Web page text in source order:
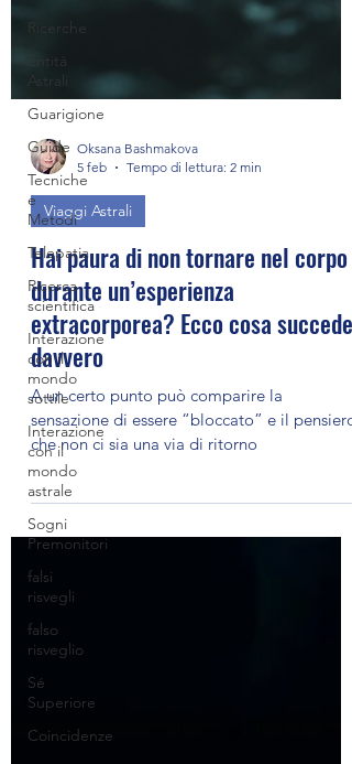
Ricerche
Entità
Astrali
Guarigione
Guide
Tecniche
e
Metodi
Telepatia
Ricerca
scientifica
Interazione
con il
mondo
sottile
Interazione
con il
mondo
astrale
Sogni
Premonitori
falsi
risvegli
falso
risveglio
Sé
Superiore
Coincidenze
Oksana Bashmakova
5 feb
Viaggi Astrali
Hai paura di non tornare nel corpo
durante un’esperienza
extracorporea? Ecco cosa succede
davvero
A un certo punto può comparire la
sensazione di essere “bloccato” e il pensiero
che non ci sia una via di ritorno